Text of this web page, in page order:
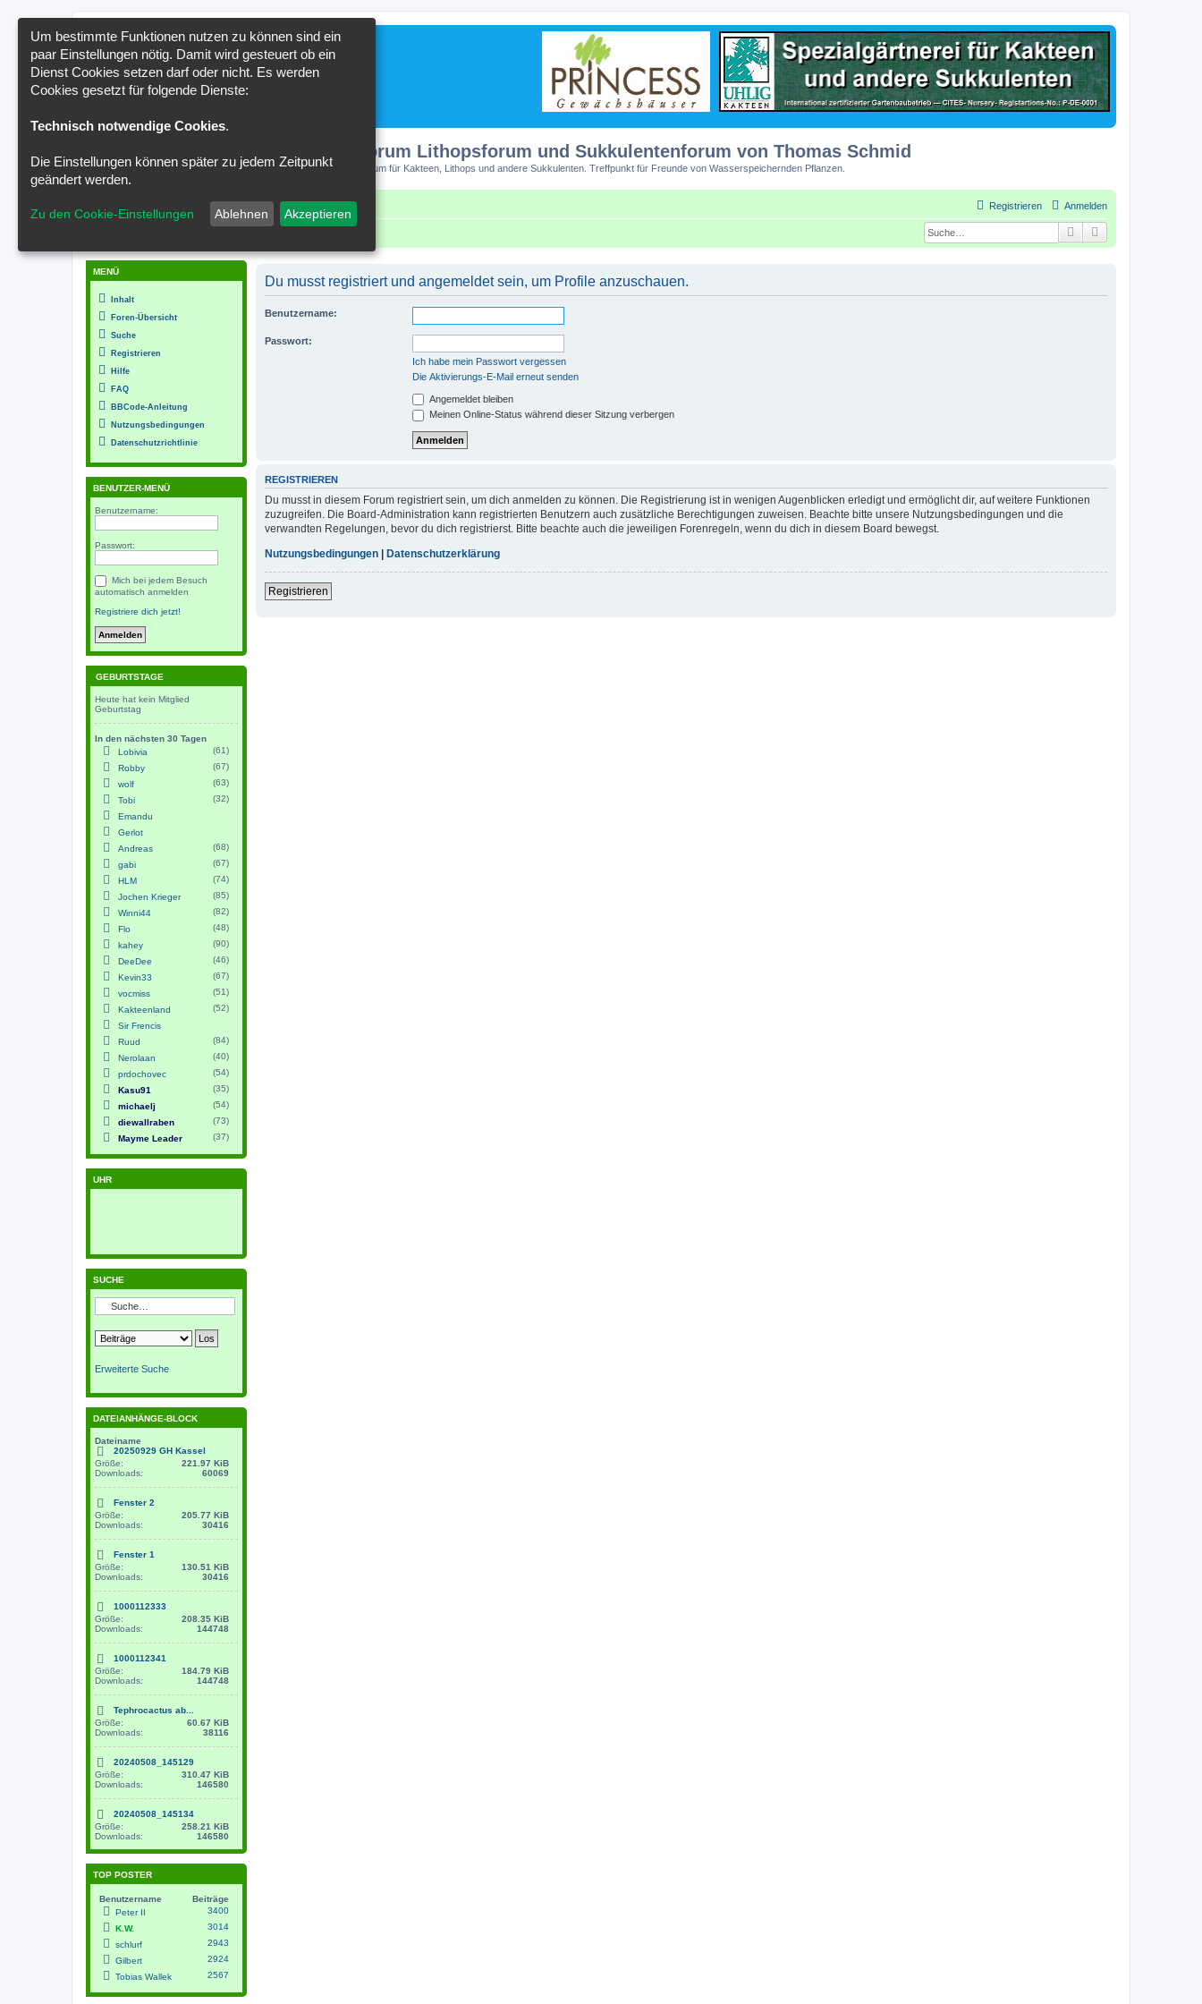
Kakteenforum Lithopsforum und Sukkulentenforum von Thomas Schmid
Forum für Kakteen, Lithops und andere Sukkulenten. Treffpunkt für Freunde von Wasserspeichernden Pflanzen.
Anmelden
Registrieren
Suche
Du musst registriert und angemeldet sein, um Profile anzuschauen.
Benutzername:
Passwort:
Ich habe mein Passwort vergessen
Die Aktivierungs-E-Mail erneut senden
Angemeldet bleiben
Meinen Online-Status während dieser Sitzung verbergen
REGISTRIEREN
Du musst in diesem Forum registriert sein, um dich anmelden zu können. Die Registrierung ist in wenigen Augenblicken erledigt und ermöglicht dir, auf weitere Funktionen
zuzugreifen. Die Board-Administration kann registrierten Benutzern auch zusätzliche Berechtigungen zuweisen. Beachte bitte unsere Nutzungsbedingungen und die
verwandten Regelungen, bevor du dich registrierst. Bitte beachte auch die jeweiligen Forenregeln, wenn du dich in diesem Board bewegst.
Nutzungsbedingungen
Datenschutzerklärung
Registrieren
MENÜ
Inhalt
Foren-Übersicht
Suche
Registrieren
Hilfe
FAQ
BBCode-Anleitung
Nutzungsbedingungen
Datenschutzrichtlinie
BENUTZER-MENÜ
Benutzername:
Passwort:
Mich bei jedem Besuch
automatisch anmelden
Registriere dich jetzt!
GEBURTSTAGE
Heute hat kein Mitglied
Geburtstag
In den nächsten 30 Tagen
Lobivia
(61)
Robby
(67)
wolf
(63)
Tobi
(32)
Emandu
Gerlot
Andreas
(68)
gabi
(67)
HLM
(74)
Jochen Krieger
(85)
Winni44
(82)
Flo
(48)
kahey
(90)
DeeDee
(46)
Kevin33
(67)
vocmiss
(51)
Kakteenland
(52)
Sir Frencis
Ruud
(84)
Nerolaan
(40)
prdochovec
(54)
Kasu91
(35)
michaelj
(54)
diewallraben
(73)
Mayme Leader
(37)
UHR
SUCHE
Erweiterte Suche
DATEIANHÄNGE-BLOCK
Dateiname
20250929 GH Kassel
Größe:
221.97 KiB
Downloads:
60069
Fenster 2
Größe:
205.77 KiB
Downloads:
30416
Fenster 1
Größe:
130.51 KiB
Downloads:
30416
1000112333
Größe:
208.35 KiB
Downloads:
144748
1000112341
Größe:
184.79 KiB
Downloads:
144748
Tephrocactus ab...
Größe:
60.67 KiB
Downloads:
38116
20240508_145129
Größe:
310.47 KiB
Downloads:
146580
20240508_145134
Größe:
258.21 KiB
Downloads:
146580
TOP POSTER
Benutzername
Beiträge
Peter II
3400
K.W.
3014
schlurf
2943
Gilbert
2924
Tobias Wallek
2567
Um bestimmte Funktionen nutzen zu können sind ein
paar Einstellungen nötig. Damit wird gesteuert ob ein
Dienst Cookies setzen darf oder nicht. Es werden
Cookies gesetzt für folgende Dienste:
Technisch notwendige Cookies.
Die Einstellungen können später zu jedem Zeitpunkt
geändert werden.
Zu den Cookie-Einstellungen Ablehnen Akzeptieren